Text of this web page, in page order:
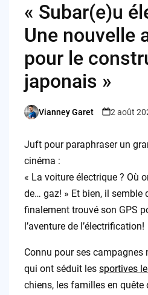
« Subar(e)u
Une nouvelle
pour le
japonais »
Posted
Vianney Garet 2 août
Juft pour paraphraser un
cinéma :
« La voiture électrique ? Où
de… gaz! » Et bien, il semble
finalement trouvé son GPS
l’aventure de l’électrification!
Connu pour ses
qui ont séduit les sportives
chiens, les familles en quête